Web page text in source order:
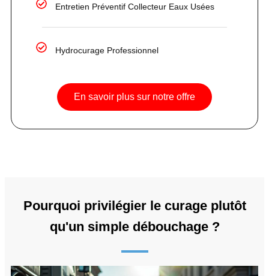
Entretien Préventif Collecteur Eaux Usées
Hydrocurage Professionnel
En savoir plus sur notre offre
Pourquoi privilégier le curage plutôt
qu'un simple débouchage ?